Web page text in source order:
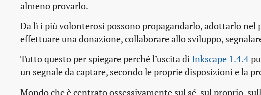
almeno provarlo.
Da lì i più volonterosi possono propagandarlo, adottarlo
effettuare una donazione, collaborare allo sviluppo,
Tutto questo per spiegare perché l’uscita di Inkscape 1.4.4
un segnale da captare, secondo le proprie disposizioni e la
Mondo che è centrato ossessivamente sul sé, sul proprio,